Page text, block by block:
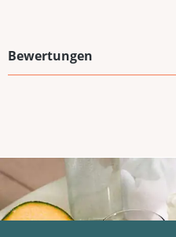
Bewertungen